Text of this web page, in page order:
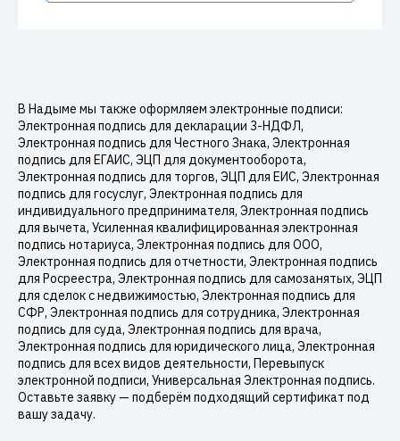
В Надыме мы также оформляем электронные подписи:
Электронная подпись для декларации 3-НДФЛ,
Электронная подпись для Честного Знака, Электронная
подпись для ЕГАИС, ЭЦП для документооборота,
Электронная подпись для торгов, ЭЦП для ЕИС, Электронная
подпись для госуслуг, Электронная подпись для
индивидуального предпринимателя, Электронная подпись
для вычета, Усиленная квалифицированная электронная
подпись нотариуса, Электронная подпись для ООО,
Электронная подпись для отчетности, Электронная подпись
для Росреестра, Электронная подпись для самозанятых, ЭЦП
для сделок с недвижимостью, Электронная подпись для
СФР, Электронная подпись для сотрудника, Электронная
подпись для суда, Электронная подпись для врача,
Электронная подпись для юридического лица, Электронная
подпись для всех видов деятельности, Перевыпуск
электронной подписи, Универсальная Электронная подпись.
Оставьте заявку — подберём подходящий сертификат под
вашу задачу.